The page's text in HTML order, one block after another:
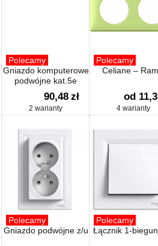
Polecamy
Gniazdo komputerowe
podwójne kat.5e
90,48 zł
2 warianty
Polecamy
Celiane –
od
4 warianty
Polecamy
Gniazdo podwójne z/u
Polecamy
Łącznik 1-